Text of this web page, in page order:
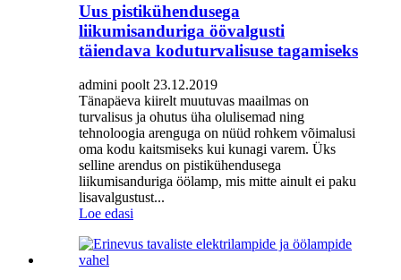
Uus pistikühendusega
liikumisanduriga öövalgusti
täiendava koduturvalisuse tagamiseks
admini poolt 23.12.2019
Tänapäeva kiirelt muutuvas maailmas on
turvalisus ja ohutus üha olulisemad ning
tehnoloogia arenguga on nüüd rohkem võimalusi
oma kodu kaitsmiseks kui kunagi varem. Üks
selline arendus on pistikühendusega
liikumisanduriga öölamp, mis mitte ainult ei paku
lisavalgustust...
Loe edasi